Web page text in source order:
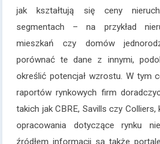
jak kształtują się ceny
segmentach – na przykład
mieszkań czy domów
porównać te dane z innymi,
określić potencjał wzrostu. W tym
raportów rynkowych firm
takich jak CBRE, Savills czy
opracowania dotyczące rynku
źródłem informacji są także